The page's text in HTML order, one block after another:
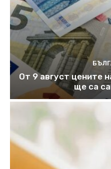
От 9 август цените
ще са